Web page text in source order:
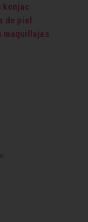
konjac
de piel
maquillajes